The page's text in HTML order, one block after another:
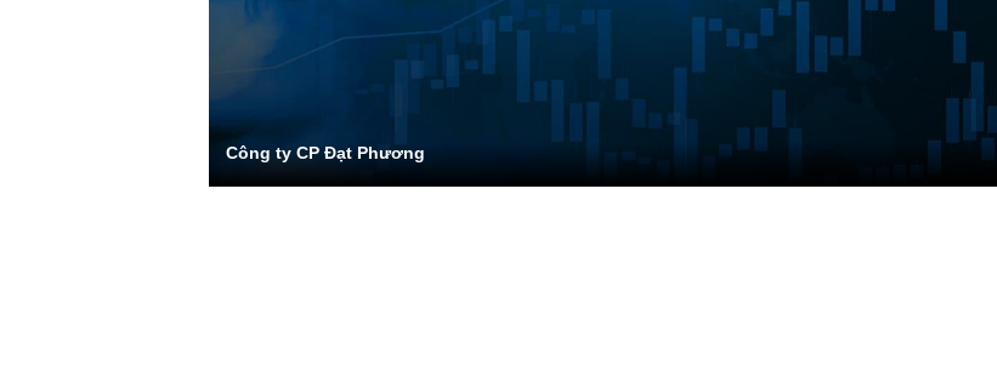
Công ty CP Đạt Phương